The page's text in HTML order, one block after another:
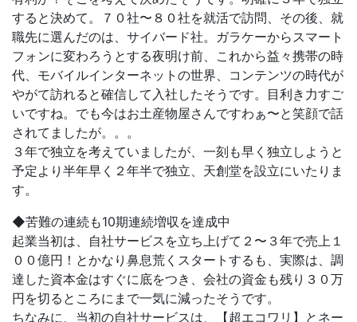
すると決めて。７０社〜８０社を就活で訪問、その後、就
職先に選んだのは、サイバード社。ガラケーからスマート
フォンに変わろうとする夜明け前、これから益々携帯の時
代、モバイルインターネットの世界、コンテンツの時代が
やがて訪れると確信して入社したそうです。目利き力すご
いですね。でも今はお土産物屋さんですわぁ〜と笑顔で話
されてましたが。。。
３年で独立を考えていましたが、一刻も早く独立しようと
予定より半年早く２年半で独立、天創堂を設立にいたりま
す。
◆苦難の連続も10期連続増収を達成中
起業当初は、自社サービスを立ち上げて２〜３年で売上１
００億円！とかなり鼻息荒くスタートするも、実際は、調
達した資本金はすぐに底をつき、会社の資金も残り３０万
円を切るところにまで一気に減ったそうです。
ちなみに、当初の自社サービスは、【超エコワリ】とネー